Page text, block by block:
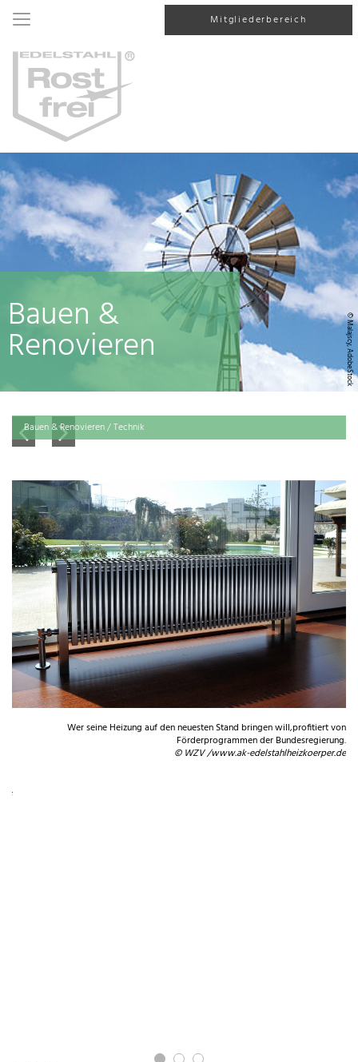
Mitgliederbereich
© Malajscy, AdobeStock
Bauen &
Renovieren
Bauen & Renovieren / Technik
Wer seine Heizung auf den neuesten Stand bringen will,profitiert von
Förderprogrammen der Bundesregierung.
© WZV /www.ak-edelstahlheizkoerper.de